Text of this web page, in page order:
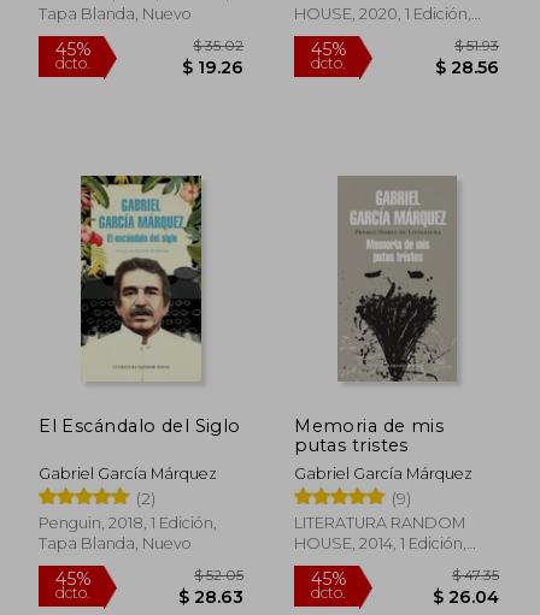
40%
dcto.
45%
dcto.
Tapa Blanda, Nuevo
HOUSE, 2020, 1 Edición,
Tapa Blanda, Nuevo
El Escándalo del Siglo
Gabriel García Márquez
(2)
Penguin, 2018, 1 Edición,
Tapa Blanda, Nuevo
Memoria de mis
putas tristes
Gabriel García Márquez
(9)
LITERATURA RANDOM
HOUSE, 2014, 1 Edición,
Tapa Blanda, Nuevo